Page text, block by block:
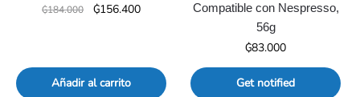
₲184.000
El
₲184.000.
₲156.400El
₲156.400.
Añadir al carrito
Compatible con Nespresso,
56g
₲83.000
Get notified